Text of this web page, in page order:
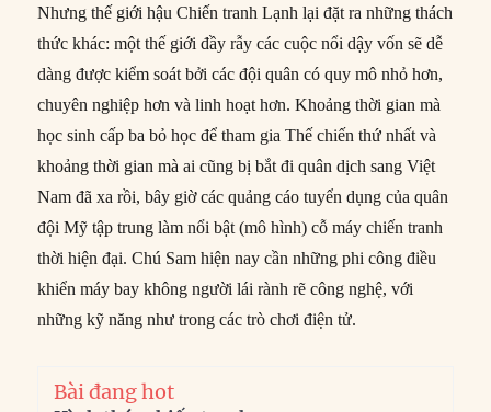
Nhưng thế giới hậu Chiến tranh Lạnh lại đặt ra những thách
thức khác: một thế giới đầy rẫy các cuộc nổi dậy vốn sẽ dễ
dàng được kiểm soát bởi các đội quân có quy mô nhỏ hơn,
chuyên nghiệp hơn và linh hoạt hơn. Khoảng thời gian mà
học sinh cấp ba bỏ học để tham gia Thế chiến thứ nhất và
khoảng thời gian mà ai cũng bị bắt đi quân dịch sang Việt
Nam đã xa rồi, bây giờ các quảng cáo tuyển dụng của quân
đội Mỹ tập trung làm nổi bật (mô hình) cỗ máy chiến tranh
thời hiện đại. Chú Sam hiện nay cần những phi công điều
khiển máy bay không người lái rành rẽ công nghệ, với
những kỹ năng như trong các trò chơi điện tử.
Bài đang hot